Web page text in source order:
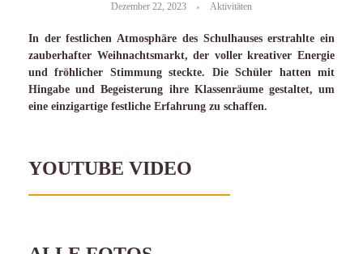
Dezember 22, 2023 Aktivitäten
In der festlichen Atmosphäre des Schulhauses erstrahlte ein
zauberhafter Weihnachtsmarkt, der voller kreativer Energie
und fröhlicher Stimmung steckte. Die Schüler hatten mit
Hingabe und Begeisterung ihre Klassenräume gestaltet, um
eine einzigartige festliche Erfahrung zu schaffen.
YOUTUBE VIDEO